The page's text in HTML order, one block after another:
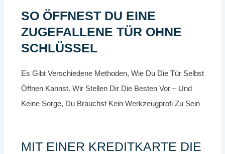
SO ÖFFNEST DU EINE
ZUGEFALLENE TÜR OHNE
SCHLÜSSEL
Es Gibt Verschiedene Methoden, Wie Du Die Tür Selbst
Öffnen Kannst. Wir Stellen Dir Die Besten Vor – Und
Keine Sorge, Du Brauchst Kein Werkzeugprofi Zu Sein
MIT EINER KREDITKARTE DIE